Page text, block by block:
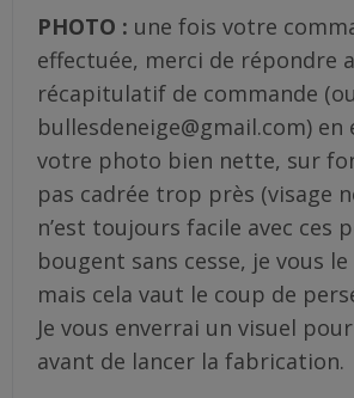
PHOTO : une fois votre
effectuée, merci de répondre
récapitulatif de commande
bullesdeneige@gmail.com) en
votre photo bien nette, sur
pas cadrée trop près (visage
n’est toujours facile avec ces
bougent sans cesse, je vous
mais cela vaut le coup de
Je vous enverrai un visuel
avant de lancer la fabrication.